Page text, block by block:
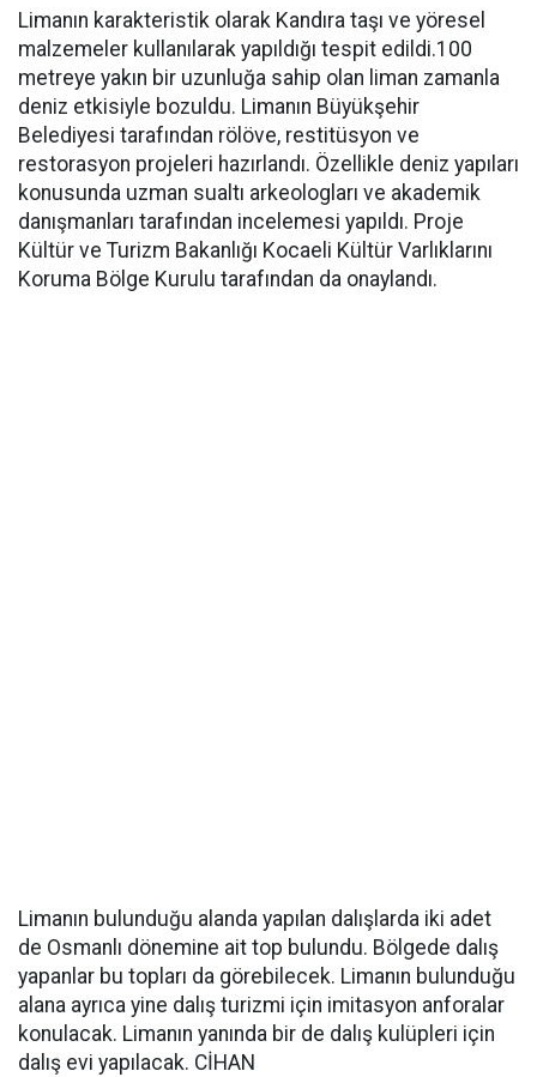
Limanın karakteristik olarak Kandıra taşı ve yöresel
malzemeler kullanılarak yapıldığı tespit edildi.100
metreye yakın bir uzunluğa sahip olan liman zamanla
deniz etkisiyle bozuldu. Limanın Büyükşehir
Belediyesi tarafından rölöve, restitüsyon ve
restorasyon projeleri hazırlandı. Özellikle deniz yapıları
konusunda uzman sualtı arkeologları ve akademik
danışmanları tarafından incelemesi yapıldı. Proje
Kültür ve Turizm Bakanlığı Kocaeli Kültür Varlıklarını
Koruma Bölge Kurulu tarafından da onaylandı.
Limanın bulunduğu alanda yapılan dalışlarda iki adet
de Osmanlı dönemine ait top bulundu. Bölgede dalış
yapanlar bu topları da görebilecek. Limanın bulunduğu
alana ayrıca yine dalış turizmi için imitasyon anforalar
konulacak. Limanın yanında bir de dalış kulüpleri için
dalış evi yapılacak. CİHAN